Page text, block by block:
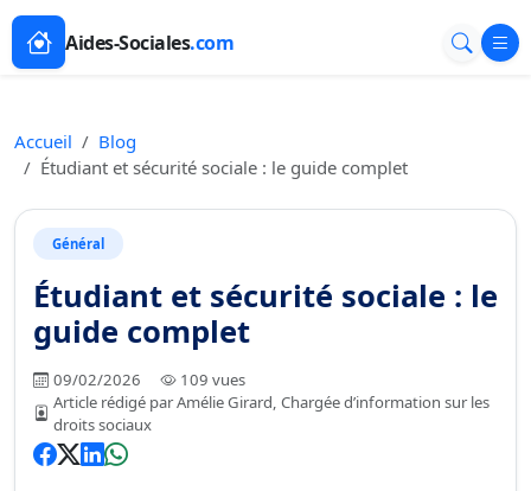
Aides-Sociales.com
Accueil
Blog
Étudiant et sécurité sociale : le guide complet
Général
Étudiant et sécurité sociale : le
guide complet
09/02/2026
109 vues
Article rédigé par Amélie Girard, Chargée d’information sur les
droits sociaux